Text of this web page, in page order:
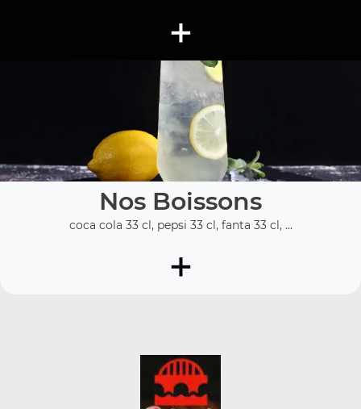
+
Nos Boissons
coca cola 33 cl, pepsi 33 cl, fanta 33 cl, ...
+